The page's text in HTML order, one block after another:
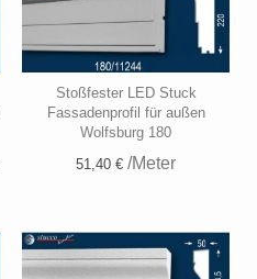
Stoßfester LED Stuck
Fassadenprofil für außen
Wolfsburg 180
51,40 € /Meter